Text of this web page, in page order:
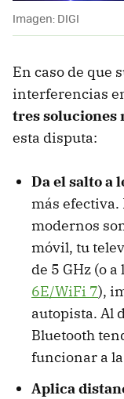
Imagen: DIGI
En caso de que
interferencias
tres soluciones
esta disputa:
Da el salto a
más
modernos
móvil, tu
de 5 GHz (o a
6E/WiFi 7),
autopista. Al
Bluetooth
funcionar a
Aplica